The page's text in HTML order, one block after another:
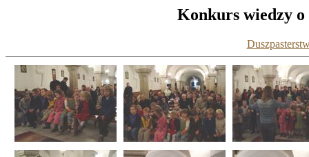
Konkurs wiedzy o